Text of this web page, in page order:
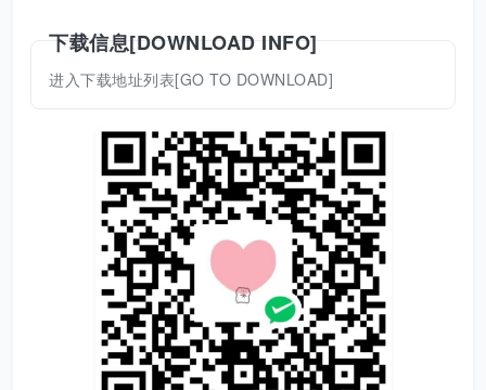
下载信息[DOWNLOAD INFO]
进入下载地址列表[GO TO DOWNLOAD]